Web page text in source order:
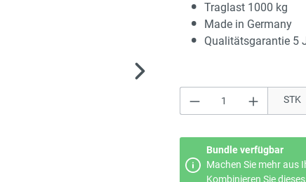
Traglast 1000 kg
Made in Germany
Qualitätsgarantie 5
Produkt STK
Bundle verfügbar
Machen Sie mehr aus
Kombinieren Sie